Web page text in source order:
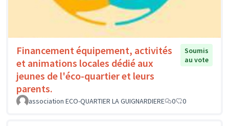
Financement équipement, activités
et animations locales dédié aux
jeunes de l'éco-quartier et leurs
parents.
Soumis
au vote
association ECO-QUARTIER LA GUIGNARDIERE 0 0